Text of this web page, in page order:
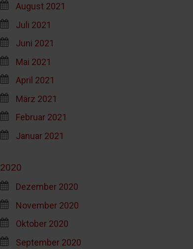
August 2021
Juli 2021
Juni 2021
Mai 2021
April 2021
März 2021
Februar 2021
Januar 2021
2020
Dezember 2020
November 2020
Oktober 2020
September 2020